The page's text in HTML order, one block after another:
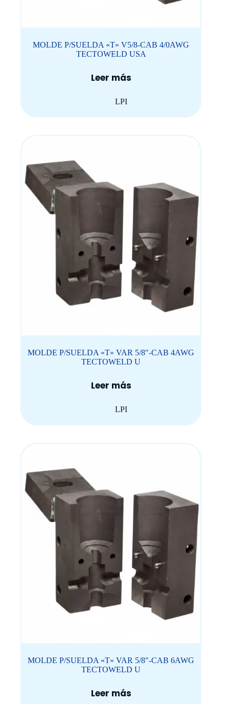
MOLDE P/SUELDA «T» V5/8-CAB 4/0AWG
TECTOWELD USA
Leer más
LPI
MOLDE P/SUELDA «T» VAR 5/8″-CAB 4AWG
TECTOWELD U
Leer más
LPI
MOLDE P/SUELDA «T» VAR 5/8″-CAB 6AWG
TECTOWELD U
Leer más